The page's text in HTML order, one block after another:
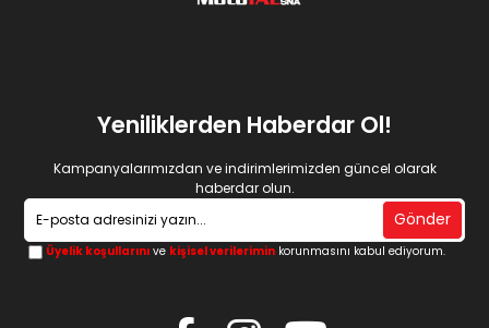
Yeniliklerden Haberdar Ol!
Kampanyalarımızdan ve indirimlerimizden güncel olarak
haberdar olun.
Gönder
Üyelik koşullarını ve kişisel verilerimin korunmasını kabul ediyorum.